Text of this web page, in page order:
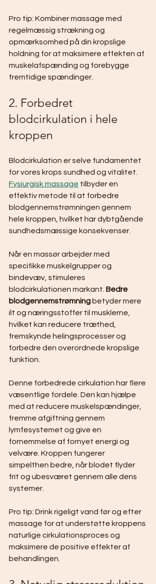
Pro tip: Kombiner massage med
regelmæssig strækning og
opmærksomhed på din kropslige
holdning for at maksimere effekten af
muskelafspænding og forebygge
fremtidige spændinger.
2. Forbedret
blodcirkulation i hele
kroppen
Blodcirkulation er selve fundamentet
for vores krops sundhed og vitalitet.
Fysiurgisk massage tilbyder en
effektiv metode til at forbedre
blodgennemstrømningen gennem
hele kroppen, hvilket har dybtgående
sundhedsmæssige konsekvenser.
Når en massør arbejder med
specifikke muskelgrupper og
bindevæv, stimuleres
blodcirkulationen markant. Bedre
blodgennemstrømning betyder mere
ilt og næringsstoffer til musklerne,
hvilket kan reducere træthed,
fremskynde helingsprocesser og
forbedre den overordnede kropslige
funktion.
Denne forbedrede cirkulation har flere
væsentlige fordele. Den kan hjælpe
med at reducere muskelspændinger,
fremme afgiftning gennem
lymfesystemet og give en
fornemmelse af fornyet energi og
velvære. Kroppen fungerer
simpelthen bedre, når blodet flyder
frit og ubesværet gennem alle dens
systemer.
Pro tip: Drink rigeligt vand før og efter
massage for at understøtte kroppens
naturlige cirkulationsproces og
maksimere de positive effekter af
behandlingen.